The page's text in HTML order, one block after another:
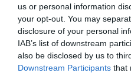
us or personal information
your opt-out. You may
disclosure of your personal
IAB’s list of downstream
also be disclosed by us to
Downstream Participants that
takarítás